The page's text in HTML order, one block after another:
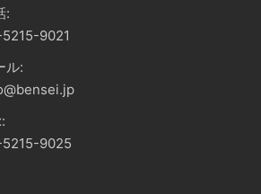
:
9021
ル:
9025